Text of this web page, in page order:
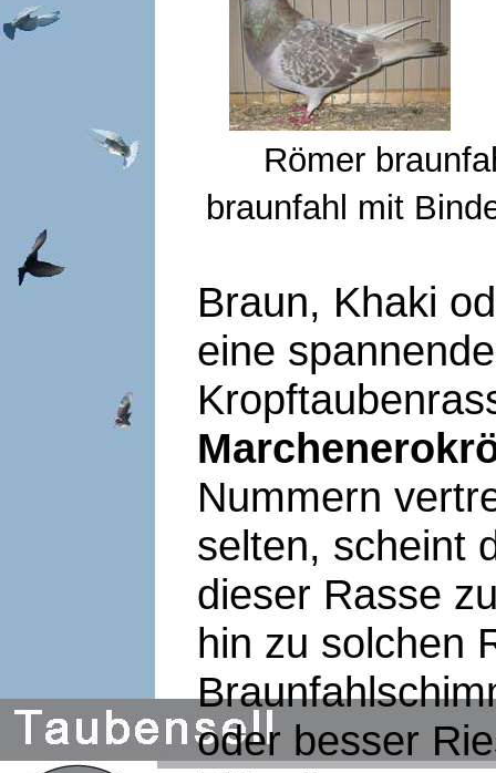
Römer
braunfahl mit
Braun, Khaki
eine
Nummern
selten, scheint
dieser Rasse
hin zu solchen
oder besser